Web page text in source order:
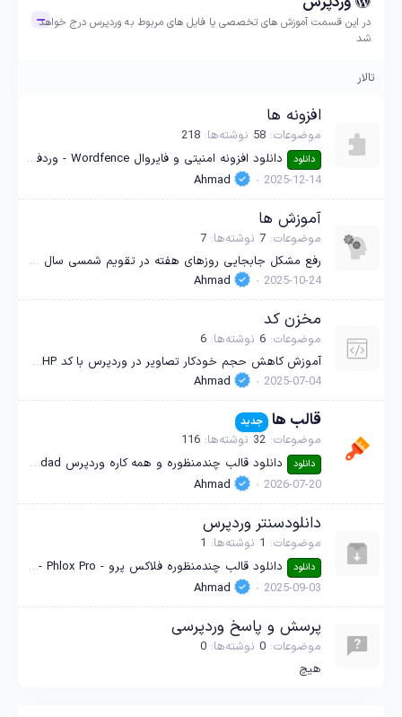
در این قسمت آموزش های تخصصی یا فایل های مربوط به وردپرس درج خواهد
شد
تالار
افزونه ها
موضوعات 58 نوشته‌ها 218
دانلود
دانلود افزونه امنیتی و فایروال Wordfence - وردفنس اسکنر پرمیوم نال شده
2025-12-14
Ahmad
آموزش ها
موضوعات 7 نوشته‌ها 7
رفع مشکل جابجایی روزهای هفته در تقویم شمسی سال 1404 افزونه WP-Parsidate وردپرس
2025-10-24
Ahmad
مخزن کد
موضوعات 6 نوشته‌ها 6
آموزش کاهش حجم خودکار تصاویر در وردپرس با کد PHP و تکنیک‌های فشرده‌سازی حرفه‌ای
2025-07-04
Ahmad
قالب ها جدید
موضوعات 32 نوشته‌ها 116
دانلود
دانلود قالب چندمنظوره و همه کاره وردپرس Soledad نال شده
2026-07-20
Ahmad
دانلودسنتر وردپرس
موضوعات 1 نوشته‌ها 1
دانلود
دانلود قالب چندمنظوره فلاکس پرو - Phlox Pro - پرمیوم (بدون دستکاری)
2025-09-03
Ahmad
پرسش و پاسخ وردپرسی
موضوعات 0 نوشته‌ها 0
هیچ